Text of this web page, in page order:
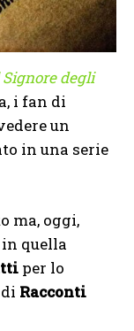
degli
i fan di
un
in una serie
ma, oggi,
quella
per lo
Racconti